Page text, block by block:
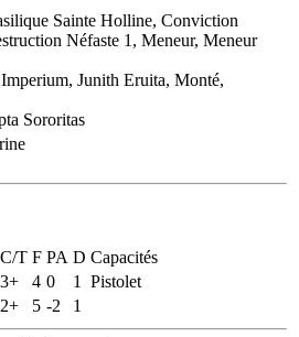
Sainte Holline, Conviction
Néfaste 1, Meneur, Meneur
Junith Eruita, Monté,
Sororitas
C/T F PA D Capacités
3+ 4 0 1
Pistolet
2+ 5 -2 1